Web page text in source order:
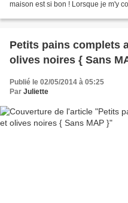
maison est si bon ! Lorsque je m'y
Petits pains complets
olives noires { Sans
Publié le 02/05/2014 à 05:25
Par Juliette